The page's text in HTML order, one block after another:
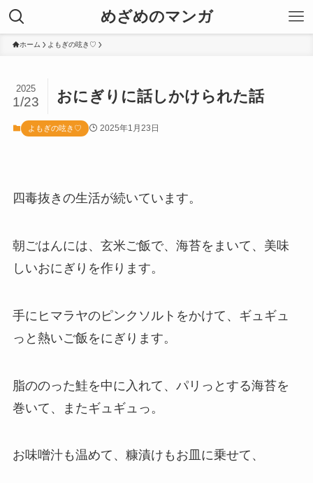
めざめのマンガ
ホーム よもぎの呟き♡
おにぎりに話しかけられた話
2025
1/23
よもぎの呟き♡ 2025年1月23日
四毒抜きの生活が続いています。
朝ごはんには、玄米ご飯で、海苔をまいて、美味
しいおにぎりを作ります。
手にヒマラヤのピンクソルトをかけて、ギュギュ
っと熱いご飯をにぎります。
脂ののった鮭を中に入れて、パリっとする海苔を
巻いて、またギュギュっ。
お味噌汁も温めて、糠漬けもお皿に乗せて、